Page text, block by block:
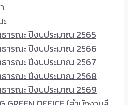
ารณะ ปีงบประมาณ 2565
ารณะ ปีงบประมาณ 2566
ารณะ ปีงบประมาณ 2567
ารณะ ปีงบประมาณ 2568
ารณะ ปีงบประมาณ 2569